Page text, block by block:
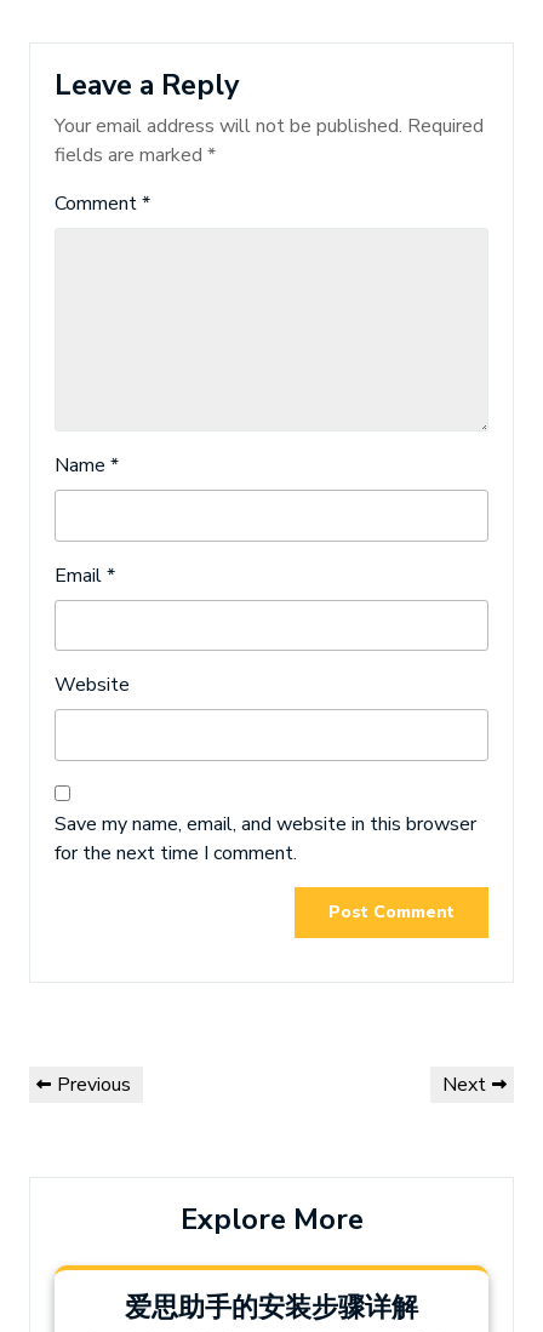
Leave a Reply
Your email address will not be published. Required
fields are marked *
Comment*
Name *
Email*
Website
Save my name, email, and website in this browser
for the next time I comment.
Post
navigation
Previous
Previous
Next
Next
Explore More
爱思助手的安装步骤详解